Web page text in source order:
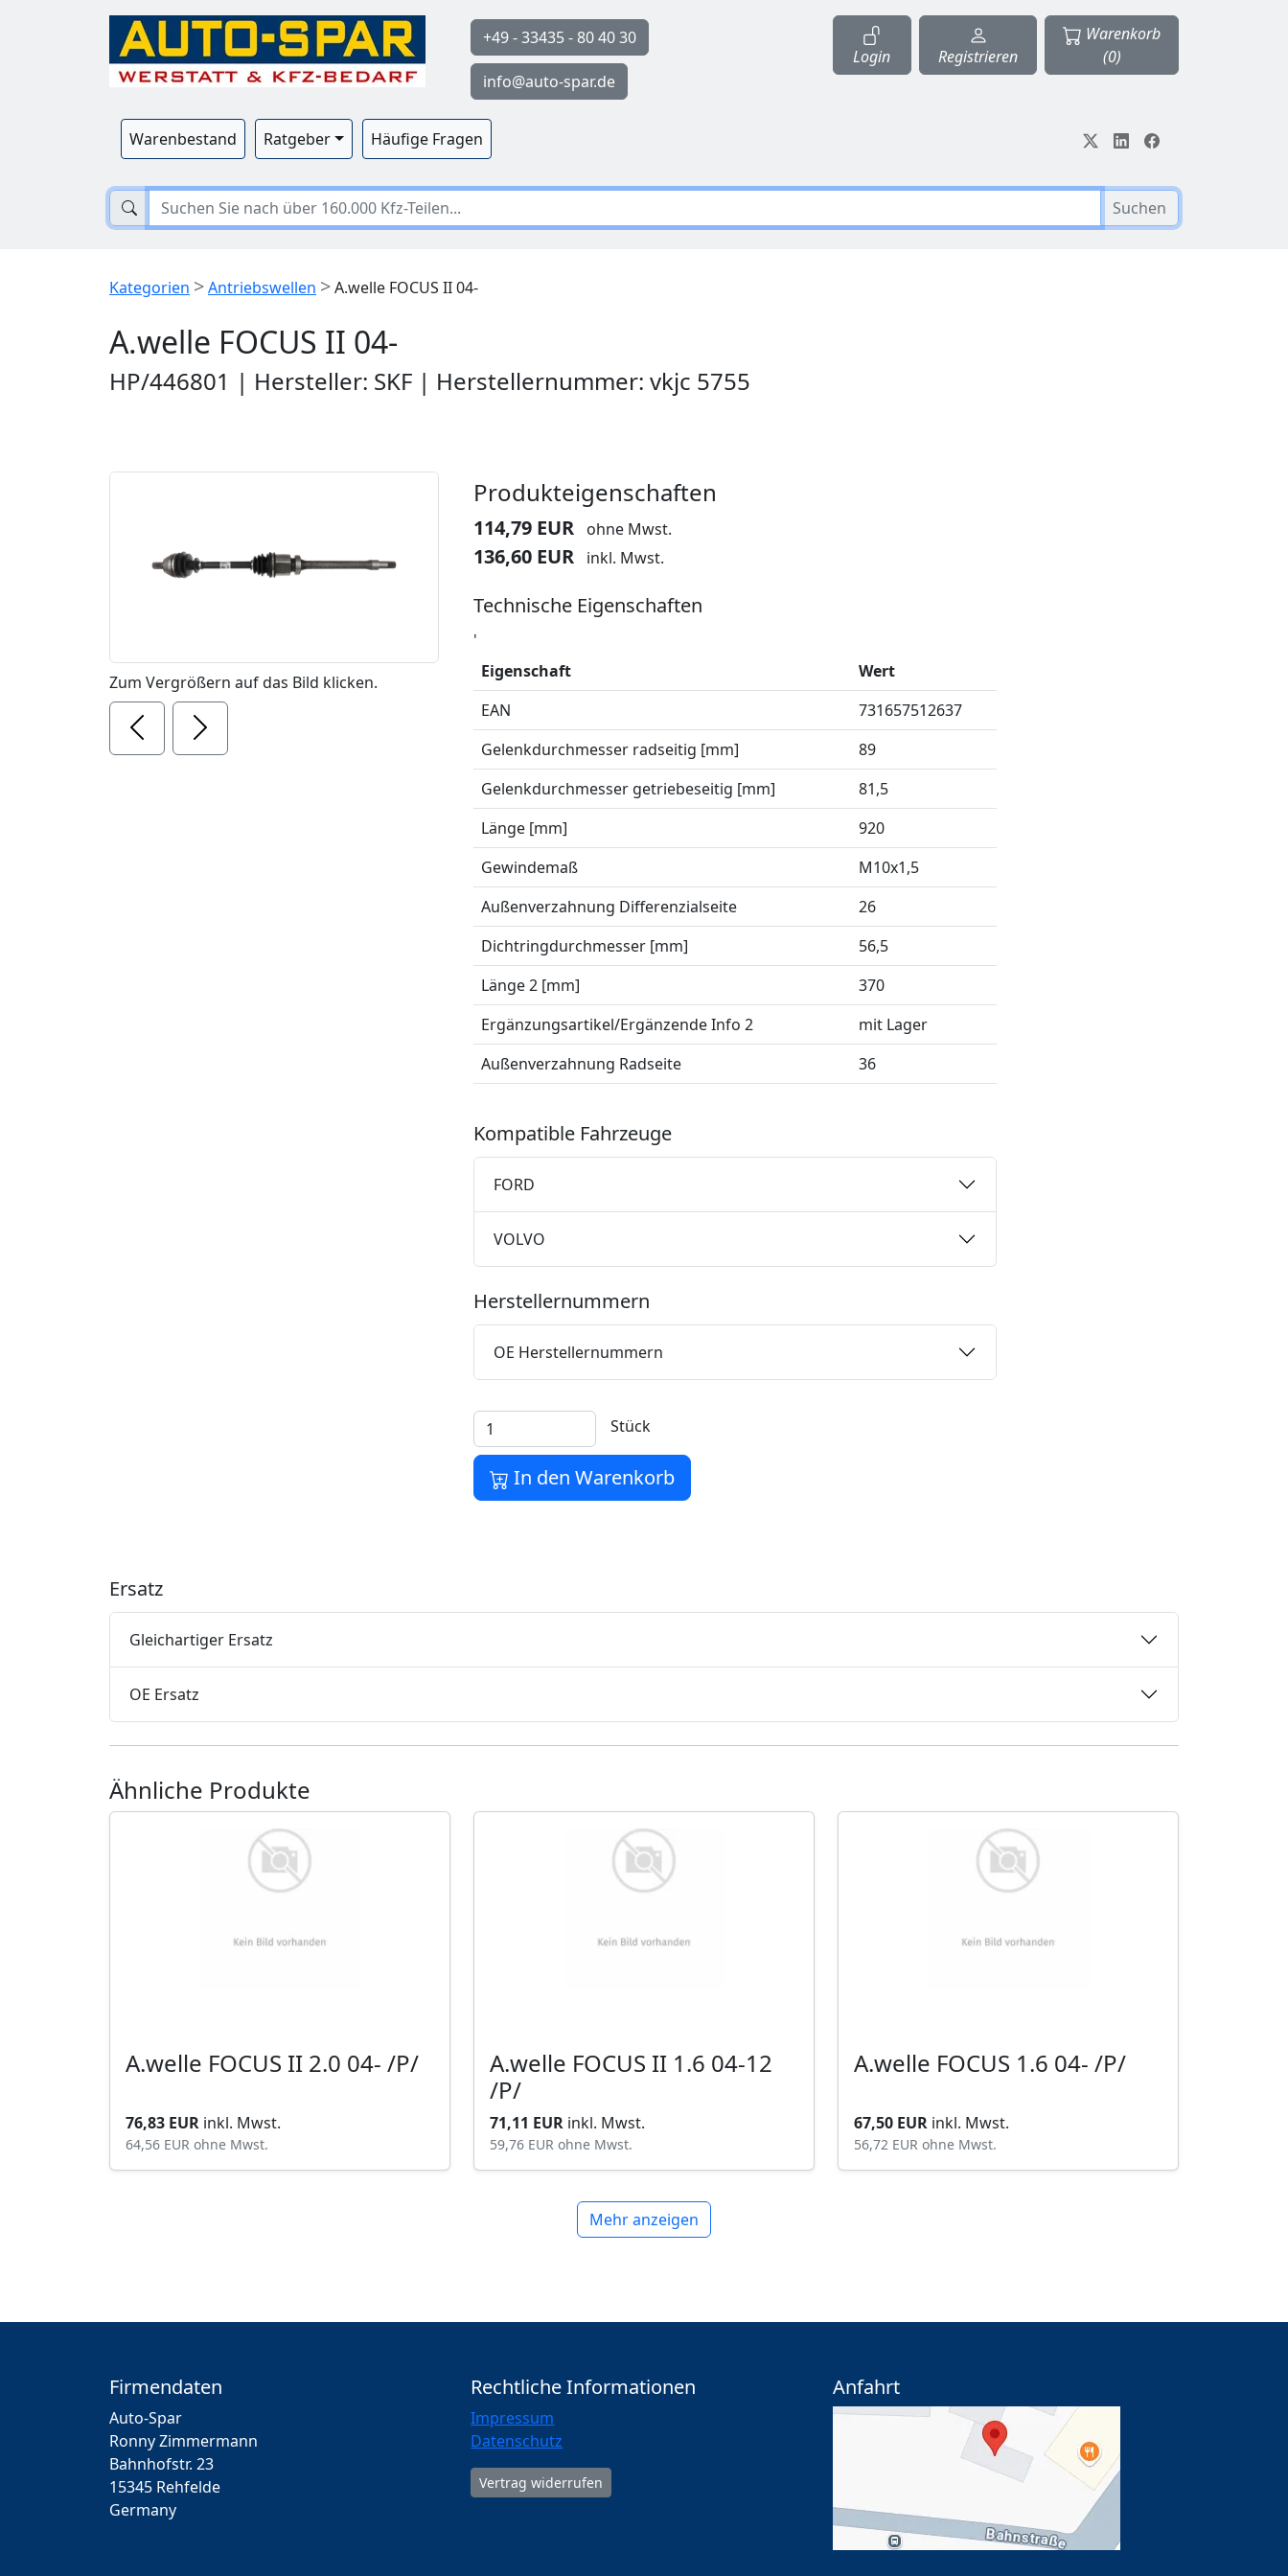
+49 - 33435 - 80 40 30
info@auto-spar.de
Login Registrieren
Warenkorb
(0)
Warenbestand Ratgeber Häufige Fragen
Suchen
Kategorien >Antriebswellen >A.welle FOCUS II 04-
A.welle FOCUS II 04-
HP/446801 | Hersteller: SKF | Herstellernummer: vkjc 5755
Zum Vergrößern auf das Bild klicken.
PreviousNext
Produkteigenschaften
114,79 EUR ohne Mwst.
136,60 EUR inkl. Mwst.
Technische Eigenschaften
'
Eigenschaft
Wert
EAN
731657512637
Gelenkdurchmesser radseitig [mm]
89
Gelenkdurchmesser getriebeseitig [mm]
81,5
Länge [mm]
920
Gewindemaß
M10x1,5
Außenverzahnung Differenzialseite
26
Dichtringdurchmesser [mm]
56,5
Länge 2 [mm]
370
Ergänzungsartikel/Ergänzende Info 2
mit Lager
Außenverzahnung Radseite
36
Kompatible Fahrzeuge
FORD
VOLVO
Herstellernummern
OE Herstellernummern
Stück
In den Warenkorb
Ersatz
Gleichartiger Ersatz
OE Ersatz
Ähnliche Produkte
A.welle FOCUS II 2.0 04- /P/
76,83 EUR inkl. Mwst.
64,56 EUR ohne Mwst.
A.welle FOCUS II 1.6 04-12
/P/
71,11 EUR inkl. Mwst.
59,76 EUR ohne Mwst.
A.welle FOCUS 1.6 04- /P/
67,50 EUR inkl. Mwst.
56,72 EUR ohne Mwst.
Mehr anzeigen
Firmendaten
Auto-Spar
Ronny Zimmermann
Bahnhofstr. 23
15345 Rehfelde
Germany
Rechtliche Informationen
Impressum
Datenschutz
Vertrag widerrufen
Anfahrt